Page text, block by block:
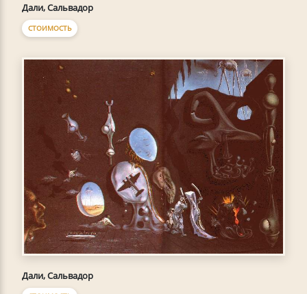
Дали, Сальвадор
СТОИМОСТЬ
Дали, Сальвадор